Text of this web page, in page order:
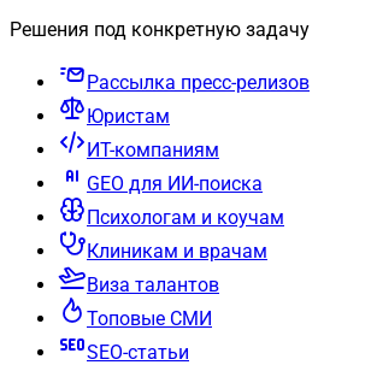
Решения под конкретную задачу
Рассылка пресс-релизов
Юристам
ИТ-компаниям
GEO для ИИ-поиска
Психологам и коучам
Клиникам и врачам
Виза талантов
Топовые СМИ
SEO-статьи